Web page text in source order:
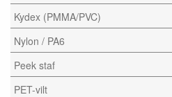
Kydex (PMMA/PVC)
Nylon / PA6
Peek staf
PET-vilt